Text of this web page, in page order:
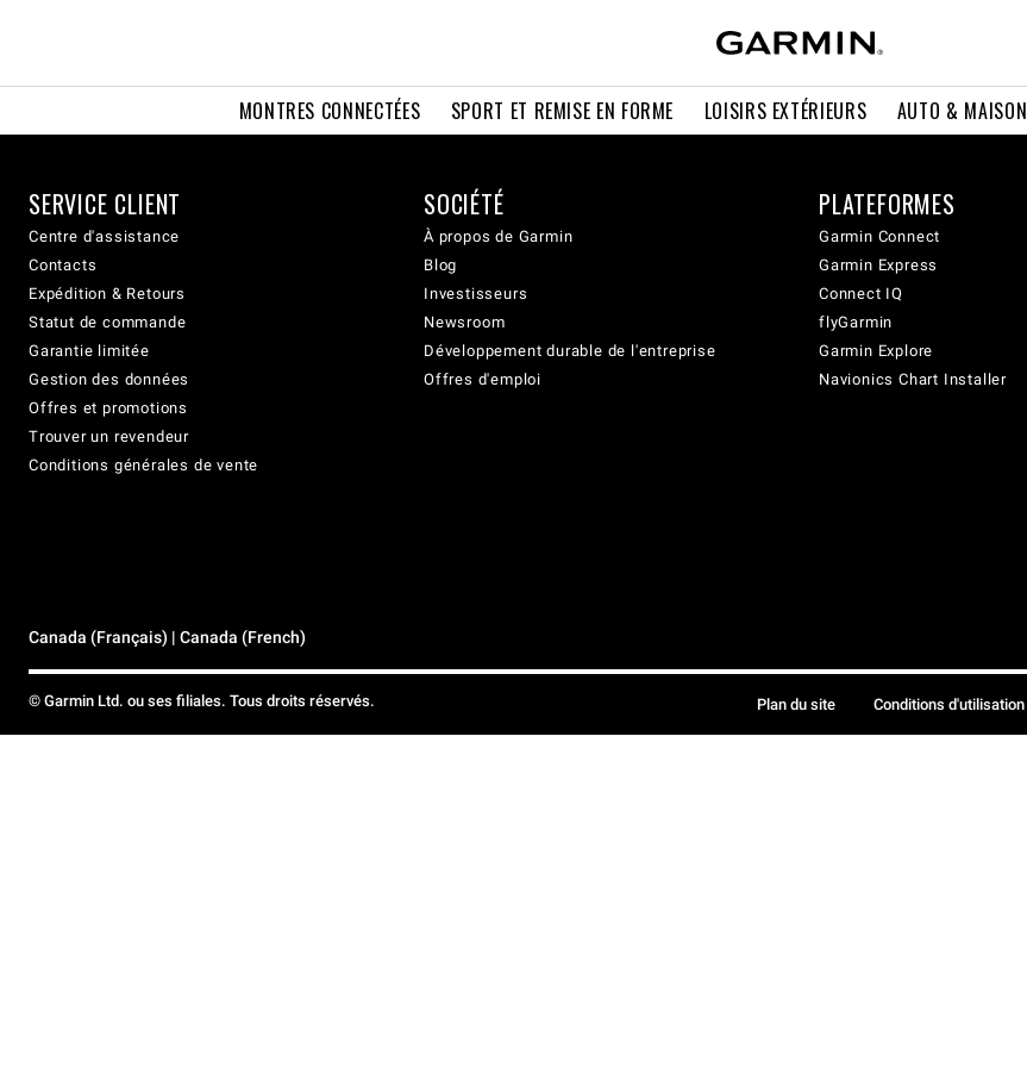
MONTRES CONNECTÉES SPORT ET REMISE EN FORME LOISIRS EXTÉRIEURS AUTO & MAISON
SERVICE CLIENT
Centre d'assistance
Contacts
Expédition & Retours
Statut de commande
Garantie limitée
Gestion des données
Offres et promotions
Trouver un revendeur
Conditions générales de vente
SOCIÉTÉ
À propos de Garmin
Blog
Investisseurs
Newsroom
Développement durable de l'entreprise
Offres d'emploi
PLATEFORMES
Garmin Connect
Garmin Express
Connect IQ
flyGarmin
Garmin Explore
Navionics Chart Installer
Canada (Français) | Canada (French)
© Garmin Ltd. ou ses filiales. Tous droits réservés. Plan du site Conditions d'utilisation